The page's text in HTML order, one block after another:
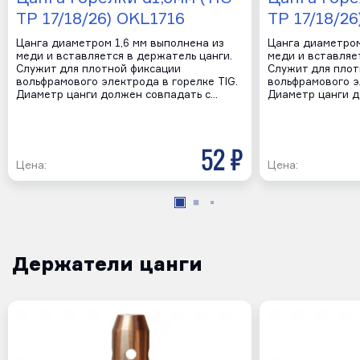
TP 17/18/26) OKL1716
Цанга диаметром 1,6 мм выполнена из
меди и вставляется в держатель цанги.
Служит для плотной фиксации
вольфрамового электрода в горелке TIG.
Диаметр цанги должен совпадать с…
Цена: 52 р
TP 17/18/
Цанга
меди и
Служит для
вольфрамового
Диаметр цанги
Цена:
Держатели цанги